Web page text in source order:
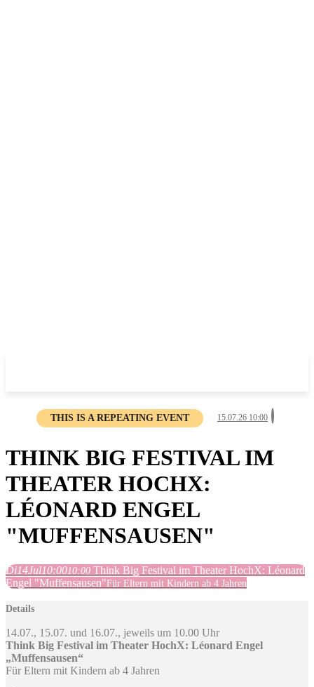
THIS IS A REPEATING EVENT 15.07.26 10:00
THINK BIG FESTIVAL IM
THEATER HOCHX:
LÉONARD ENGEL
"MUFFENSAUSEN"
Di14Jul10:0010:00 Think Big Festival im Theater HochX: Léonard
Engel "Muffensausen"Für Eltern mit Kindern ab 4 Jahren
Details
14.07., 15.07. und 16.07., jeweils um 10.00 Uhr
Think Big Festival im Theater HochX: Léonard Engel
„Muffensausen“
Für Eltern mit Kindern ab 4 Jahren